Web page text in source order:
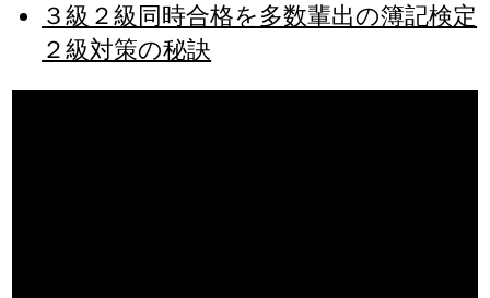
３級２級同時合格を多数輩出の簿記検定
２級対策の秘訣